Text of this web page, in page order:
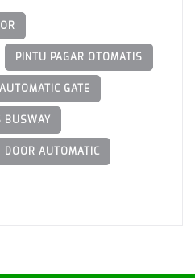
PINTU PAGAR OTOMATIS
AUTOMATIC GATE
BUSWAY
DOOR AUTOMATIC